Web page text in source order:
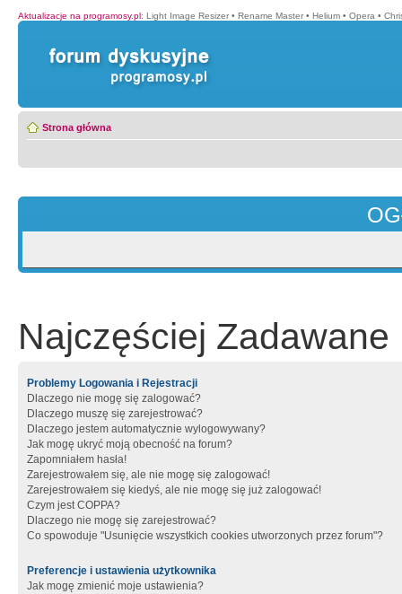
Aktualizacje na programosy.pl: Light Image Resizer • Rename Master • Helium • Opera •
Strona główna
Najczęściej Zadawane
Problemy Logowania i Rejestracji
Dlaczego nie mogę się zalogować?
Dlaczego muszę się zarejestrować?
Dlaczego jestem automatycznie wylogowywany?
Jak mogę ukryć moją obecność na forum?
Zapomniałem hasła!
Zarejestrowałem się, ale nie mogę się zalogować!
Zarejestrowałem się kiedyś, ale nie mogę się już zalogować!
Czym jest COPPA?
Dlaczego nie mogę się zarejestrować?
Co spowoduje "Usunięcie wszystkich cookies utworzonych przez forum"?
Preferencje i ustawienia użytkownika
Jak mogę zmienić moje ustawienia?